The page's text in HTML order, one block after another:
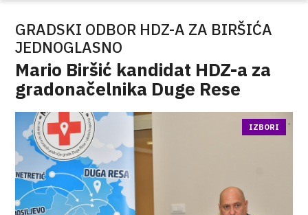
GRADSKI ODBOR HDZ-A ZA BIRŠIĆA
JEDNOGLASNO
Mario Biršić kandidat HDZ-a za
gradonačelnika Duge Rese
IZBORI